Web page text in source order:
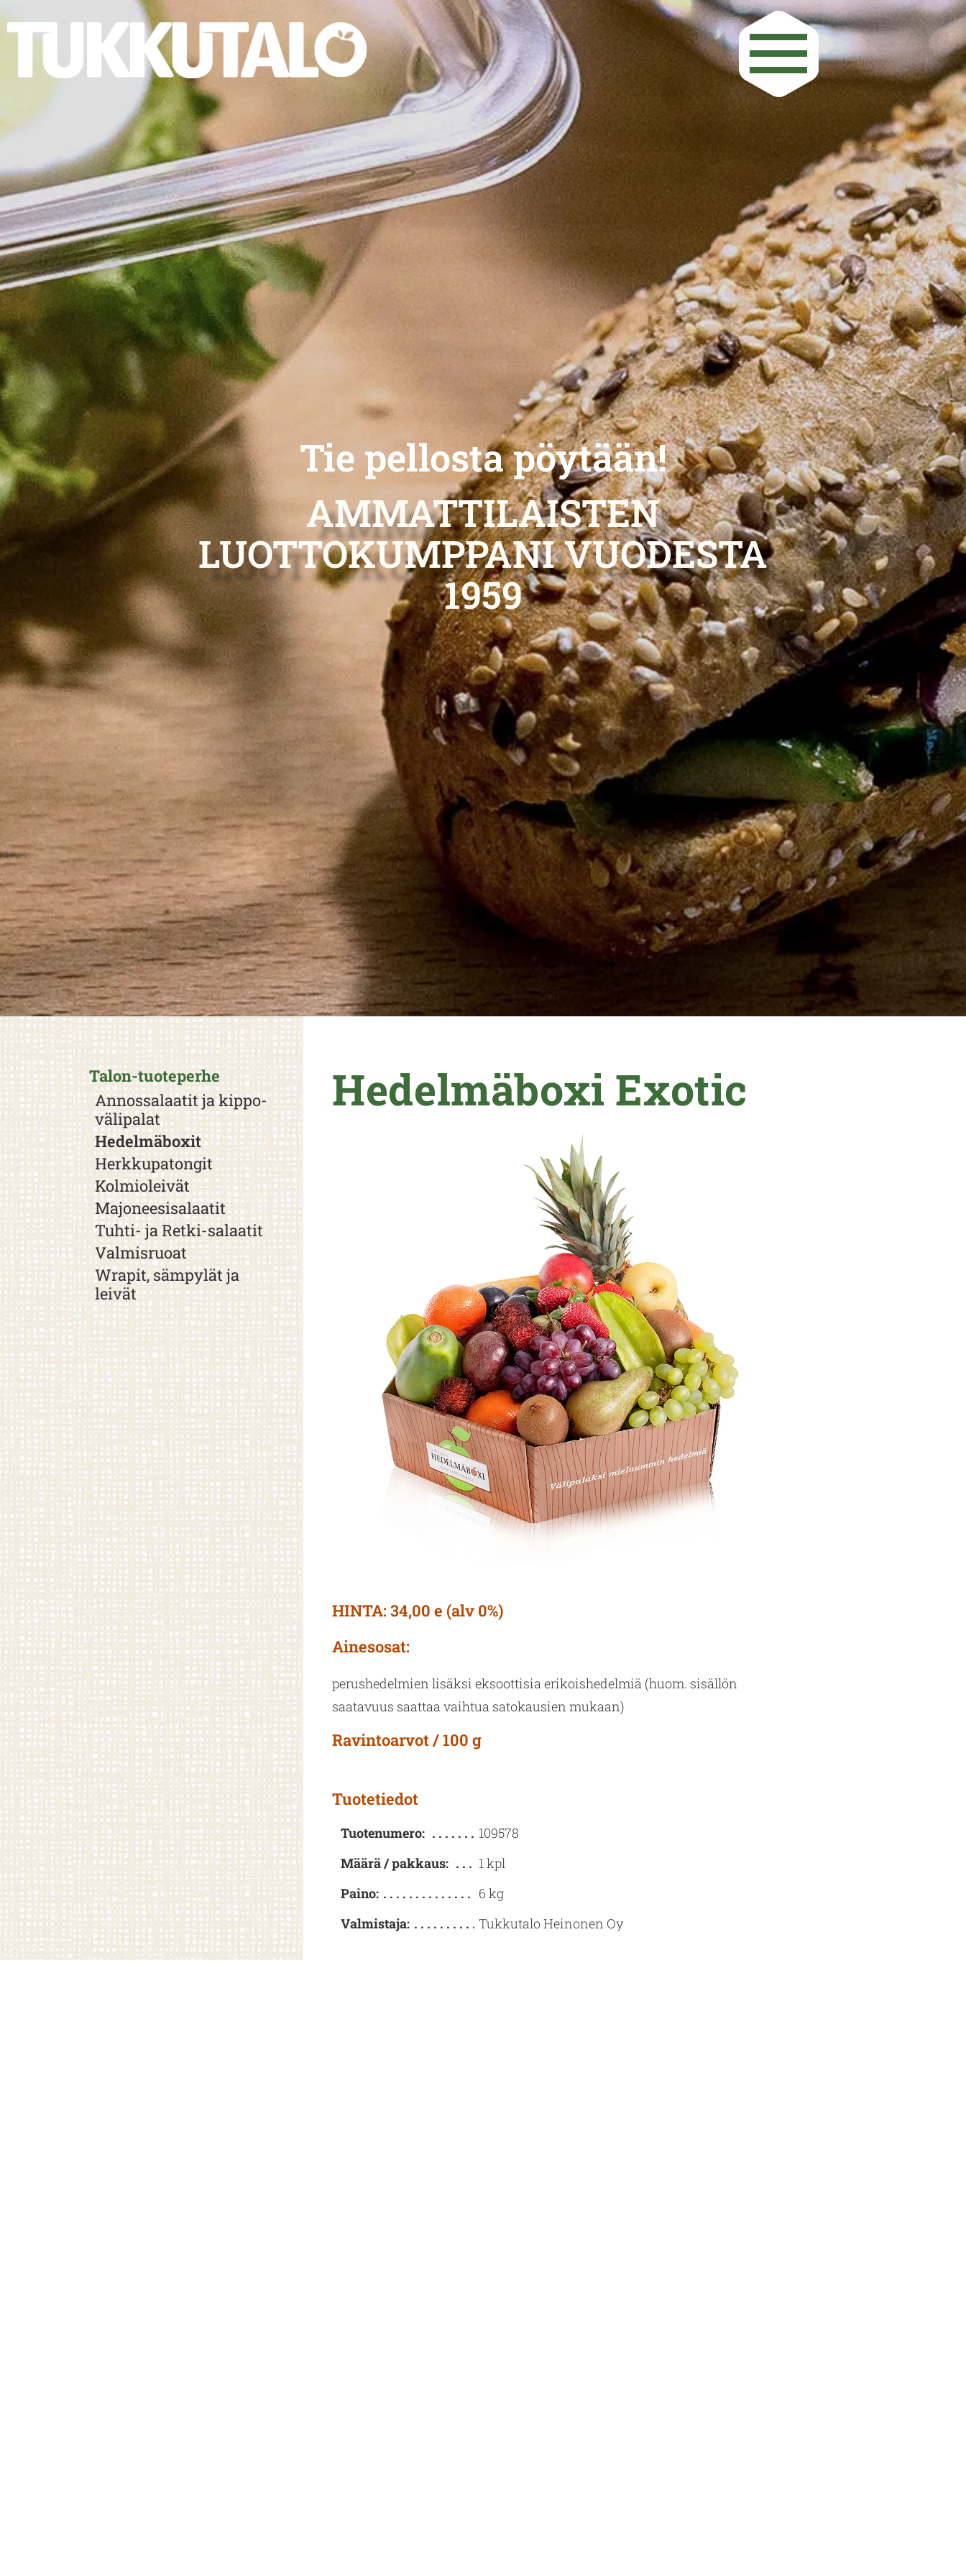
Tie pellosta pöytään!
AMMATTILAISTEN
LUOTTOKUMPPANI VUODESTA
1959
Hedelmäboxi Exotic
HINTA: 34,00 e (alv 0%)
Ai­nes­osat:
pe­rus­he­del­mien li­säk­si ek­soot­ti­sia eri­kois­he­del­miä (huom. si­säl­lön
saa­ta­vuus saat­taa vaih­tua sa­to­kausien mu­kaan)
Ravintoarvot / 100 g
Tuotetiedot
Tuotenumero:
109578
Määrä / pakkaus:
1 kpl
Paino:
6 kg
Valmistaja:
Tukkutalo Heinonen Oy
Talon-tuoteperhe
Annossalaatit ja kippo-
välipalat
Hedelmäboxit
Herkkupatongit
Kolmioleivät
Majoneesisalaatit
Tuhti- ja Retki-salaatit
Valmisruoat
Wrapit, sämpylät ja
leivät